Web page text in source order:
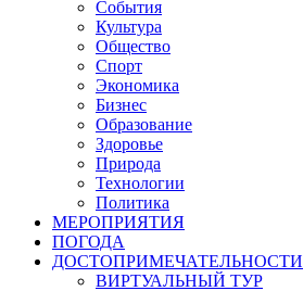
События
Культура
Общество
Спорт
Экономика
Бизнес
Образование
Здоровье
Природа
Технологии
Политика
МЕРОПРИЯТИЯ
ПОГОДА
ДОСТОПРИМЕЧАТЕЛЬНОСТИ
ВИРТУАЛЬНЫЙ ТУР